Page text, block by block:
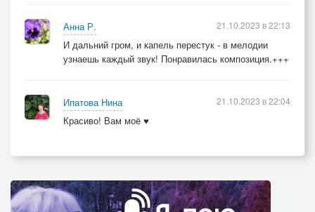
Анна Р.
И дальний гром, и капель перестук - в мелодии
узнаешь каждый звук! Понравилась композиция.+++
21.10.2023 в 22:13
Ипатова Нина
Красиво! Вам моё ♥
21.10.2023 в 22:04